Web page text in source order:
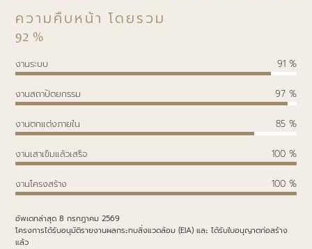
ความคืบหน้าโดยรวม
92%
งานระบบ 91 %
งานสถาปัตยกรรม 97 %
งานตกแต่งภายใน 85 %
งานเสาเข็มแล้วเสร็จ 100 %
งานโครงสร้าง 100 %
อัพเดทล่าสุด8 กรกฎาคม 2569
โครงการได้รับอนุมัติรายงานผลกระทบสิ่งแวดล้อม (EIA) และ ได้รับใบอนุญาตก่อสร้าง
แล้ว